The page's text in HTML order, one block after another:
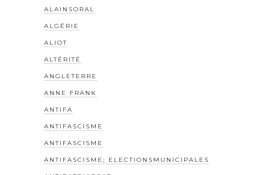
ALAINSORAL
ALGÉRIE
ALIOT
ALTÉRITÉ
ANGLETERRE
ANNE FRANK
ANTIFA
ANTIFASCISME
ANTIFASCISME
ANTIFASCISME; ELECTIONSMUNICIPALES